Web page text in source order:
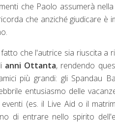
che Paolo assumerà
che anziché giudicare è
che l'autrice sia riuscita a
anni Ottanta, rendendo
più grandi: gli Spandau
entusiasmo delle
(es. il Live Aid o il
di entrare nello spirito